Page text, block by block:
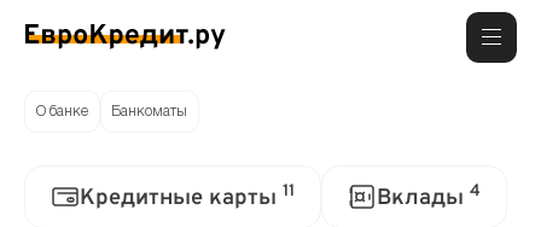
О банке Банкоматы
Кредитные карты 11 Вклады 4